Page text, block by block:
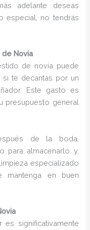
adelante deseas
especial, no tendrás
de Novia
de novia puede
te decantas por un
Este gasto es
presupuesto general
de la boda,
para almacenarlo y,
especializado
mantenga en buen
es significativamente